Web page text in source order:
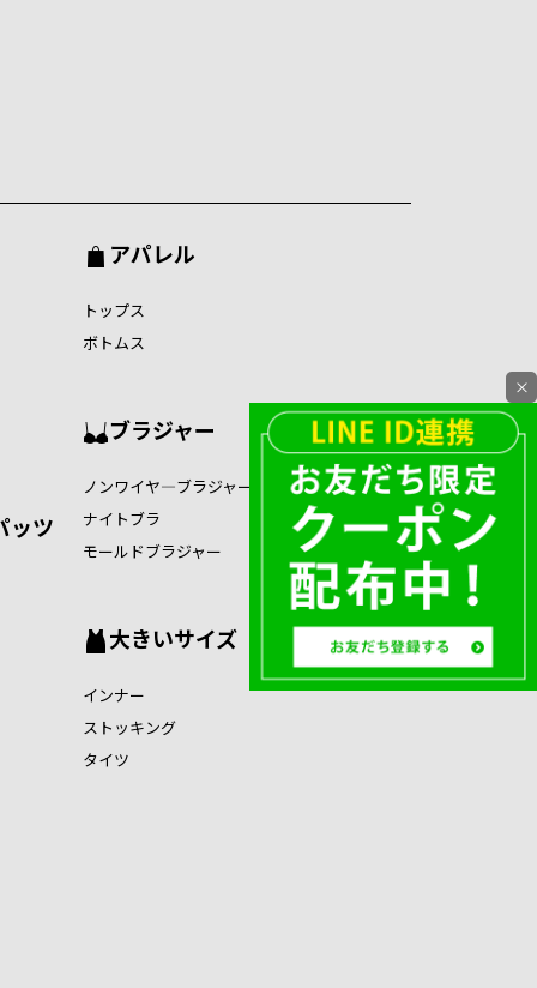
ッツ
アパレル
トップス
ボトムス
ブラジャー
ノンワイヤ―ブラジャー
ナイトブラ
モールドブラジャー
大きいサイズ
インナー
ストッキング
タイツ
×